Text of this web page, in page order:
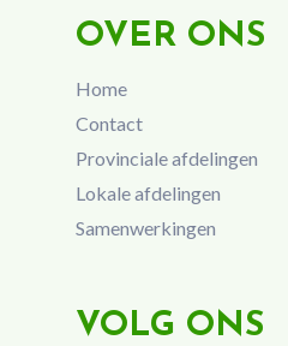
OVER ONS
Home
Contact
Provinciale afdelingen
Lokale afdelingen
Samenwerkingen
VOLG ONS